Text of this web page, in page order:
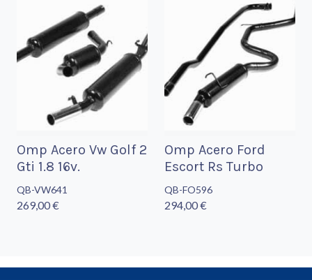
Omp Acero Vw Golf 2
Gti 1.8 16v.
QB-VW641
269,00 €
Omp Acero Ford
Escort Rs Turbo
QB-FO596
294,00 €